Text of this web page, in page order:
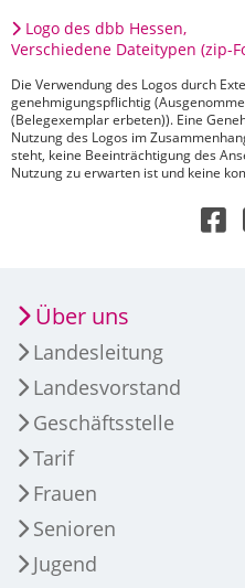
Logo des dbb Hessen,
Verschiedene Dateitypen (zip-
Die Verwendung des Logos durch
genehmigungspflichtig
(Belegexemplar erbeten)). Eine
Nutzung des Logos im
steht, keine Beeinträchtigung des
Nutzung zu erwarten ist und keine
Über uns
Landesleitung
Landesvorstand
Geschäftsstelle
Tarif
Frauen
Senioren
Jugend